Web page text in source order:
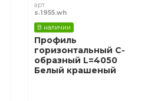
арт.
s.1955.wh
В наличии
Профиль
горизонтальный С-
образный L=4050
Белый крашеный